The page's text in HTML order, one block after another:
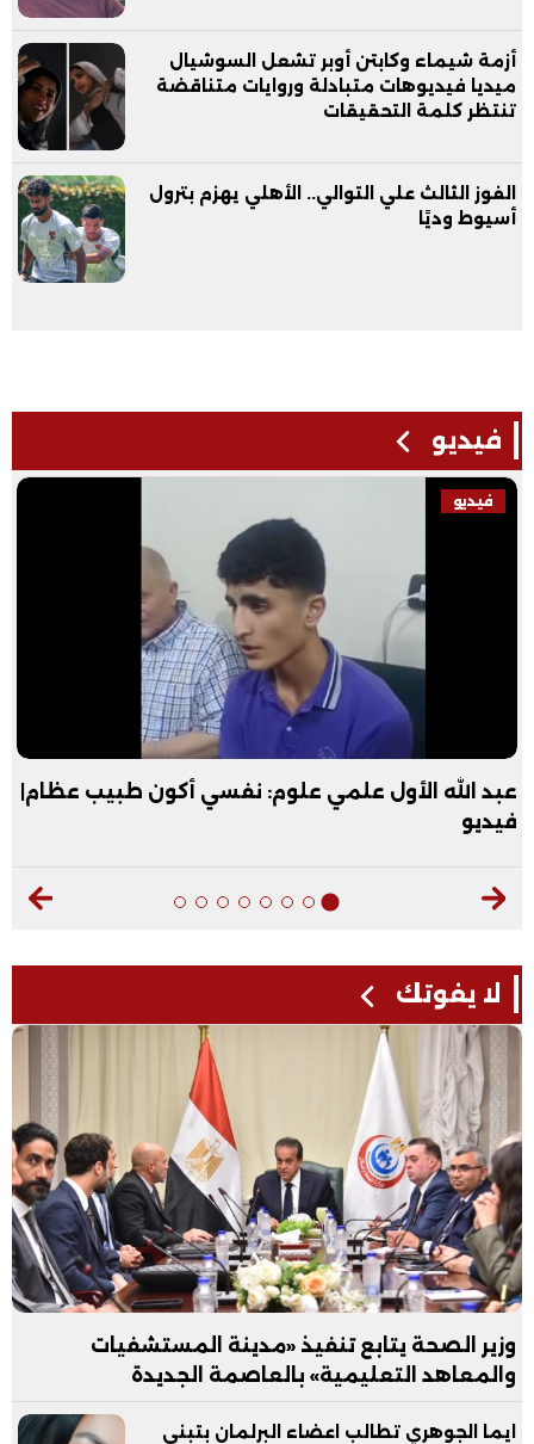
أزمة شيماء وكابتن أوبر تشعل السوشيال
ميديا فيديوهات متبادلة وروايات متناقضة
تنتظر كلمة التحقيقات
الفوز الثالث علي التوالي.. الأهلي يهزم بترول
أسيوط وديًا
فيديو
فيديو
عبد الله الأول علمي علوم: نفسي أكون طبيب عظام|
فيديو
لا يفوتك
وزير الصحة يتابع تنفيذ «مدينة المستشفيات
والمعاهد التعليمية» بالعاصمة الجديدة
ايما الجوهري تطالب اعضاء البرلمان بتبني